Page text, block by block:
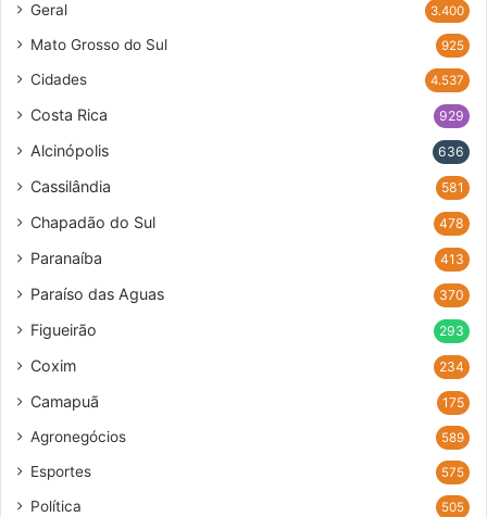
Geral 3.400
Mato Grosso do Sul 925
Cidades 4.537
Costa Rica 929
Alcinópolis 636
Cassilândia 581
Chapadão do Sul 478
Paranaíba 413
Paraíso das Aguas 370
Figueirão 293
Coxim 234
Camapuã 175
Agronegócios 589
Esportes 575
Política 505